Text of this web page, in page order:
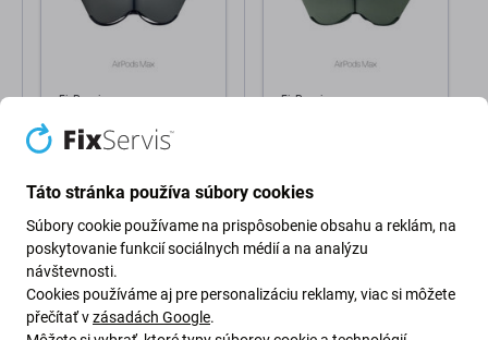
FixPremium
pre AirPods Max, čierna
19,98 €
Skladom
FixPremium
19,98 €
Skladom
Táto stránka používa súbory cookies
Súbory cookie používame na prispôsobenie obsahu a reklám, na
poskytovanie funkcií sociálnych médií a na analýzu
návštevnosti.
Cookies používáme aj pre personalizáciu reklamy, viac si môžete
přečítať vzásadách Google.